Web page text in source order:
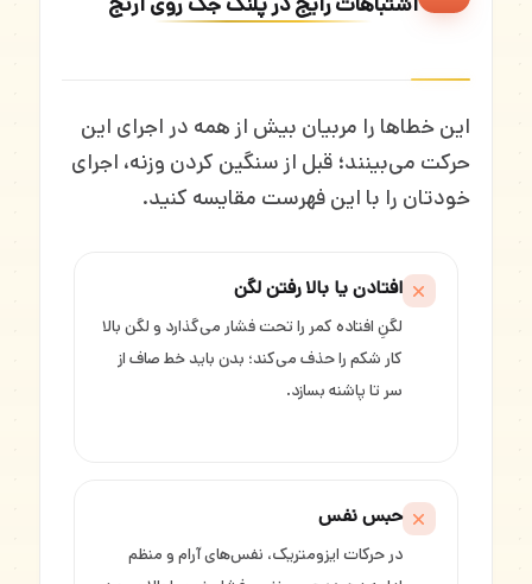
این خطاها را مربیان بیش از همه در اجرای این
حرکت می‌بینند؛ قبل از سنگین کردن وزنه، اجرای
خودتان را با این فهرست مقایسه کنید.
افتادن یا بالا رفتن لگن
لگنِ افتاده کمر را تحت فشار می‌گذارد و لگن بالا
کار شکم را حذف می‌کند؛ بدن باید خط صاف از
سر تا پاشنه بسازد.
حبس نفس
در حرکات ایزومتریک، نفس‌های آرام و منظم